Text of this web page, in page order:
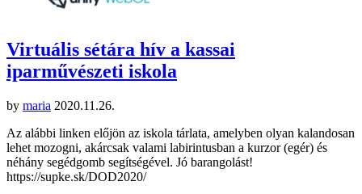
Virtuális sétára hív a kassai
iparművészeti iskola
by maria 2020.11.26.
Az alábbi linken előjön az iskola tárlata, amelyben olyan kalandosan
lehet mozogni, akárcsak valami labirintusban a kurzor (egér) és
néhány segédgomb segítségével. Jó barangolást!
https://supke.sk/DOD2020/